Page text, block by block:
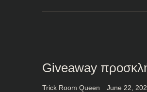
Giveaway
Trick Room Queen June 22,